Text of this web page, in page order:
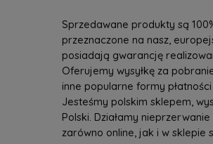
Sprzedawane produkty są
przeznaczone na nasz,
posiadają gwarancję
Oferujemy wysyłkę za
inne popularne formy płatności
Jesteśmy polskim sklepem,
Polski. Działamy nieprzerwanie
zarówno online, jak i w sklepie